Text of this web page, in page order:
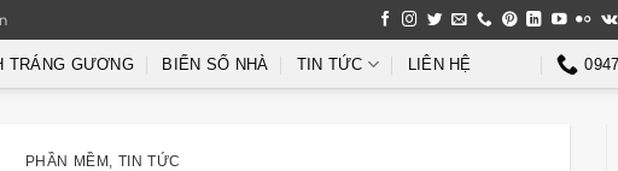
TRÁNG GƯƠNG BIỂN SỐ NHÀ TIN TỨC LIÊN HỆ
PHẦN MỀM TIN TỨC